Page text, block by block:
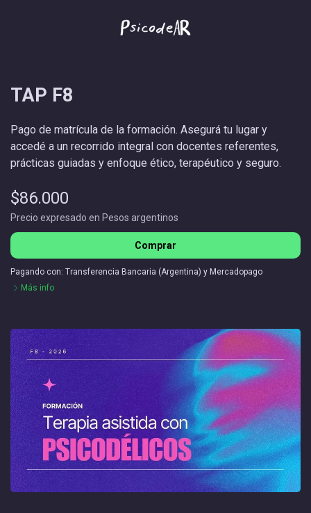
TAP F8
Pago de matrícula de la formación. Asegurá tu lugar y
accedé a un recorrido integral con docentes referentes,
prácticas guiadas y enfoque ético, terapéutico y seguro.
$86.000
Precio expresado en Pesos argentinos
Comprar
Pagando con: Transferencia Bancaria (Argentina) y Mercadopago
Más info